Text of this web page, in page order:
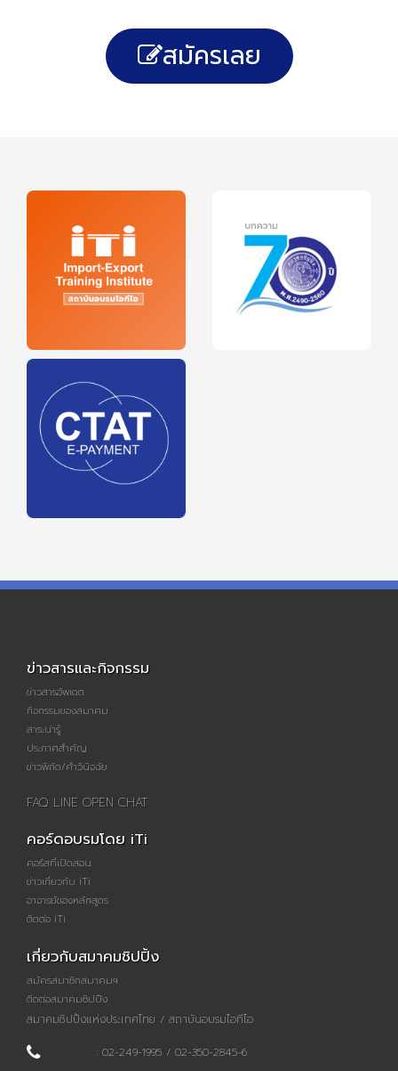
สมัครเลย
ข่าวสารและกิจกรรม
ข่าวสารอัพเดต
กิจกรรมของสมาคม
สาระน่ารู้
ประกาศสำคัญ
ข่าวพิกัด/คำวินิจฉัย
FAQ LINE OPEN CHAT
คอร์ดอบรมโดย iTi
คอร์สที่เปิดสอน
ข่าวเกี่ยวกับ iTi
อาจารย์ของหลักสูตร
ติดต่อ iTi
เกี่ยวกับสมาคมชิปปิ้ง
สมัครสมาชิกสมาคมฯ
ติดต่อสมาคมชิปปิ้ง
สมาคมชิปปิ้งแห่งประเทศไทย / สถาบันอบรมไอทีไอ
: 02-249-1995 / 02-350-2845-6